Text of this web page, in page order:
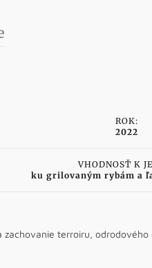
ROK:
2022
VHODNOSŤ K
ku grilovaným rybám a
terroiru,